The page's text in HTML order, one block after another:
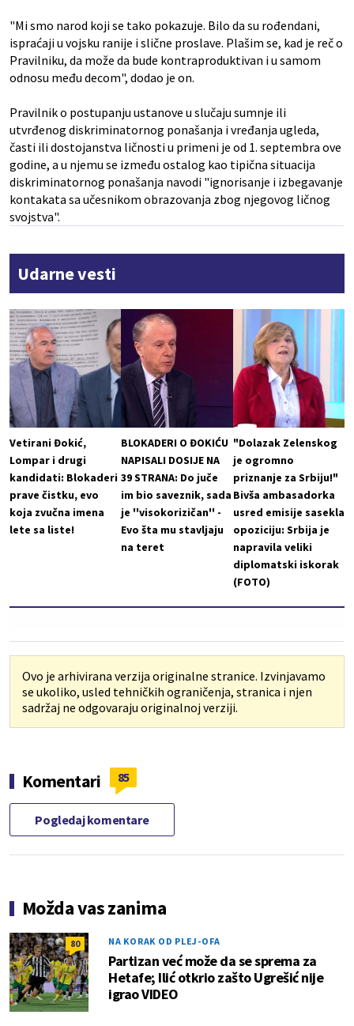
"Mi smo narod koji se tako pokazuje. Bilo da su rođendani,
ispraćaji u vojsku ranije i slične proslave. Plašim se, kad je reč o
Pravilniku, da može da bude kontraproduktivan i u samom
odnosu među decom", dodao je on.
Pravilnik o postupanju ustanove u slučaju sumnje ili
utvrđenog diskriminatornog ponašanja i vređanja ugleda,
časti ili dostojanstva ličnosti u primeni je od 1. septembra ove
godine, a u njemu se između ostalog kao tipična situacija
diskriminatornog ponašanja navodi "ignorisanje i izbegavanje
kontakata sa učesnikom obrazovanja zbog njegovog ličnog
svojstva".
Udarne vesti
Vetirani Đokić,
Lompar i drugi
kandidati: Blokaderi
prave čistku, evo
koja zvučna imena
lete sa liste!
BLOKADERI O ĐOKIĆU
NAPISALI DOSIJE NA
39 STRANA: Do juče
im bio saveznik, sada
je ''visokorizičan'' -
Evo šta mu stavljaju
na teret
"Dolazak Zelenskog
je ogromno
priznanje za Srbiju!"
Bivša ambasadorka
usred emisije sasekla
opoziciju: Srbija je
napravila veliki
diplomatski iskorak
(FOTO)
Ovo je arhivirana verzija originalne stranice. Izvinjavamo
se ukoliko, usled tehničkih ograničenja, stranica i njen
sadržaj ne odgovaraju originalnoj verziji.
Komentari 85
Pogledaj komentare
Možda vas zanima
80 NA KORAK OD PLEJ-OFA
Partizan već može da se sprema za
Hetafe; Ilić otkrio zašto Ugrešić nije
igrao VIDEO